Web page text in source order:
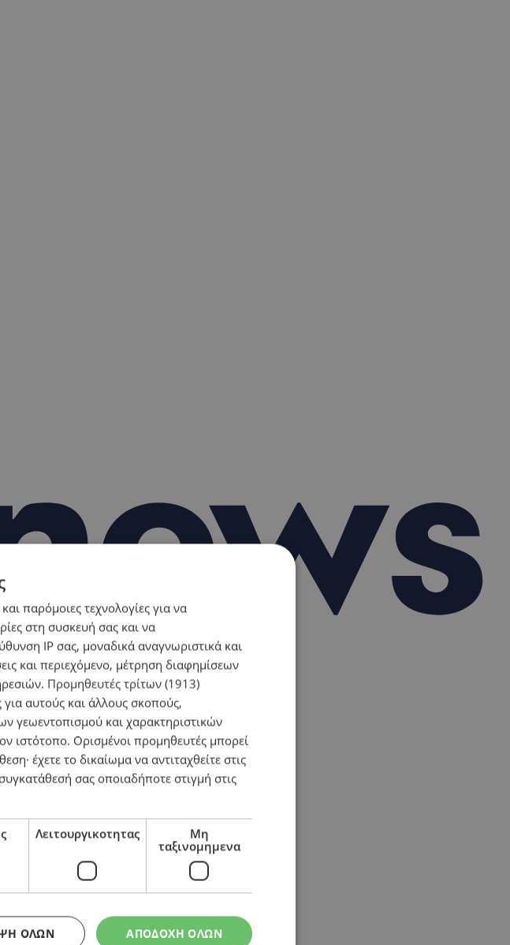
παρόμοιες τεχνολογίες για να
στη συσκευή σας και να
IP σας, μοναδικά αναγνωριστικά και
και περιεχόμενο, μέτρηση διαφημίσεων
Προμηθευτές τρίτων (1913)
για αυτούς και άλλους σκοπούς,
γεωεντοπισμού και χαρακτηριστικών
ιστότοπο. Ορισμένοι προμηθευτές μπορεί
έχετε το δικαίωμα να αντιταχθείτε στις
σας οποιαδήποτε στιγμή στις
Λειτουργικοτητας
Μη
ταξινομημενα
ΑΠΟΔΟΧΗ ΟΛΩΝ
ΌΛΩΝ